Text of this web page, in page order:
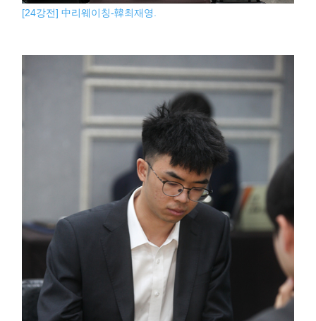
[24강전] 中리웨이칭-韓최재영.